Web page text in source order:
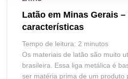
Latão em Minas Gerais
características
Tempo de leitura: 2 minutos
Os materiais de latão são muito
brasileira. Essa liga metálica é
ser matéria prima de um produto